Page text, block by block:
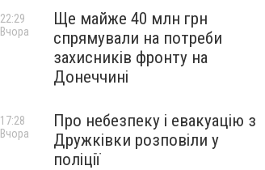
Ще майже 40 млн грн
спрямували на потреби
захисників фронту на
Донеччині
22:29
Вчора
Про небезпеку і евакуацію з
Дружківки розповіли у
поліції
17:28
Вчора